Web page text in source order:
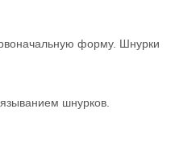
форму. Шнурки
шнурков.